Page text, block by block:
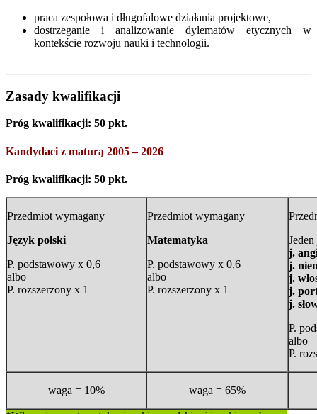
praca zespołowa i długofalowe działania projektowe,
dostrzeganie i analizowanie dylematów etycznych w
kontekście rozwoju nauki i technologii.
Zasady kwalifikacji
Próg kwalifikacji: 50 pkt.
Kandydaci z maturą 2005 – 2026
Próg kwalifikacji: 50 pkt.
Przedmiot wymagany
Język polski
P. podstawowy x 0,6
albo
P. rozszerzony x 1
Przedmiot wymagany
Matematyka
P. podstawowy x 0,6
albo
P. rozszerzony x 1
j.
j.
j.
j.
j.
P.
albo
P.
waga = 10% waga = 65%